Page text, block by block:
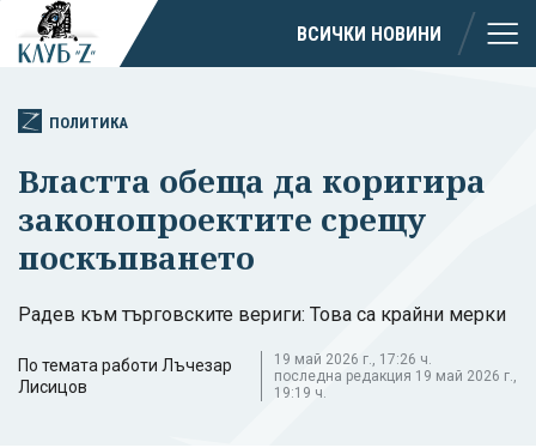
ВСИЧКИ НОВИНИ
ПОЛИТИКА
Властта обеща да коригира
законопроектите срещу
поскъпването
Радев към търговските вериги: Това са крайни мерки
По темата работи Лъчезар
Лисицов
19 май 2026 г., 17:26 ч.
последна редакция 19 май 2026 г.,
19:19 ч.